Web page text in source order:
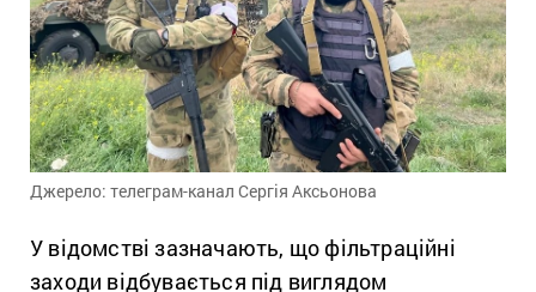
Джерело: телеграм-канал Сергія Аксьонова
У відомстві зазначають, що фільтраційні
заходи відбувається під виглядом